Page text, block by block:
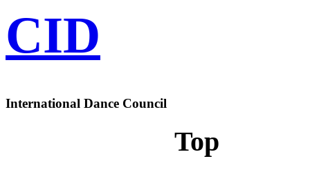
CID
International Dance Council
Top